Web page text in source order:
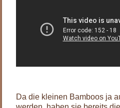
Da die kleinen Bamboos ja